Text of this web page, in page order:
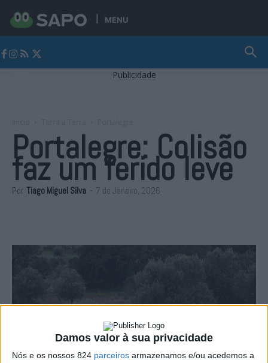
Damos valor à sua privacidade
Nós e os nossos 824 parceiros armazenamos e/ou acedemos a
MENU
Publicidade
Portalegre: Colisão
faz um ferido leve
Por Tiago Miguel Silva - 7 de Janeiro, 2026